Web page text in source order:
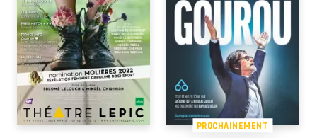
PROCHAINEMENT